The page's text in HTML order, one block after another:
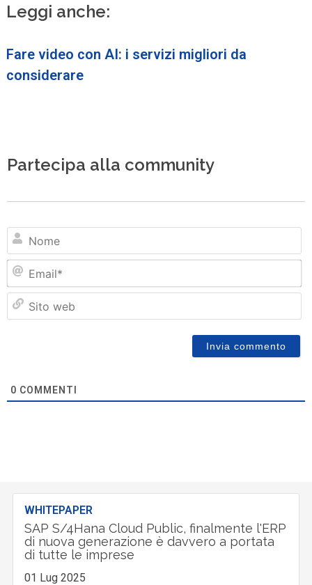
Leggi anche:
Fare video con AI: i servizi migliori da
considerare
Partecipa alla community
0 COMMENTI
WHITEPAPER
SAP S/4Hana Cloud Public, finalmente l'ERP
di nuova generazione è davvero a portata
di tutte le imprese
01 Lug 2025